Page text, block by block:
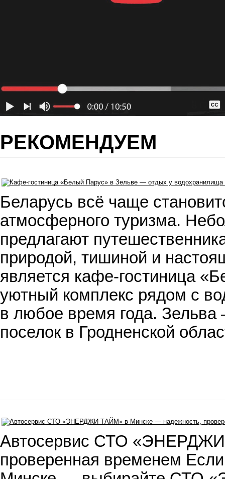
РЕКОМЕНДУЕМ
Беларусь всё чаще
атмосферного туризма.
предлагают
природой, тишиной и
является кафе-гостиница
уютный комплекс рядом с
в любое время года.
поселок в Гродненской
Автосервис СТО
проверенная временем